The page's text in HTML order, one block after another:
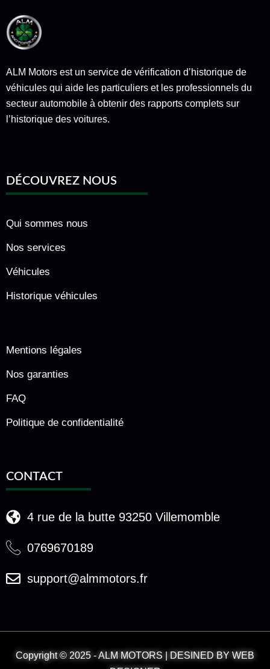
ALM Motors est un service de vérification d’historique de
véhicules qui aide les particuliers et les professionnels du
secteur automobile à obtenir des rapports complets sur
l’historique des voitures.
DÉCOUVREZ NOUS
Qui sommes nous
Nos services
Véhicules
Historique véhicules
Mentions légales
Nos garanties
FAQ
Politique de confidentialité
CONTACT
4 rue de la butte 93250 Villemomble
0769670189
support@almmotors.fr
Copyright © 2025 - ALM MOTORS | DESINED BY WEB